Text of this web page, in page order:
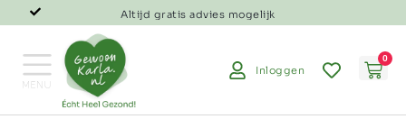
Altijd gratis advies mogelijk
Inloggen
0